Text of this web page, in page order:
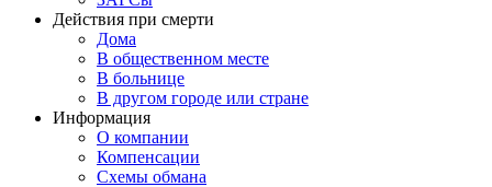
Действия при смерти
Дома
В общественном месте
В больнице
В другом городе или стране
Информация
О компании
Компенсации
Схемы обмана